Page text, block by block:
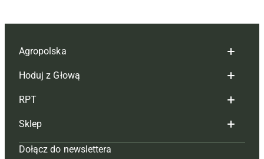
Agropolska
Redakcja
Reklama
Tagi
Mapa serwisu
Hoduj z Głową
Hoduj z głową bydło
Hoduj z głową świnie
Prenumerata
RPT
Redakcja
Prenumerata
Sklep
Czasopisma i prenumerata
Dołącz do newslettera